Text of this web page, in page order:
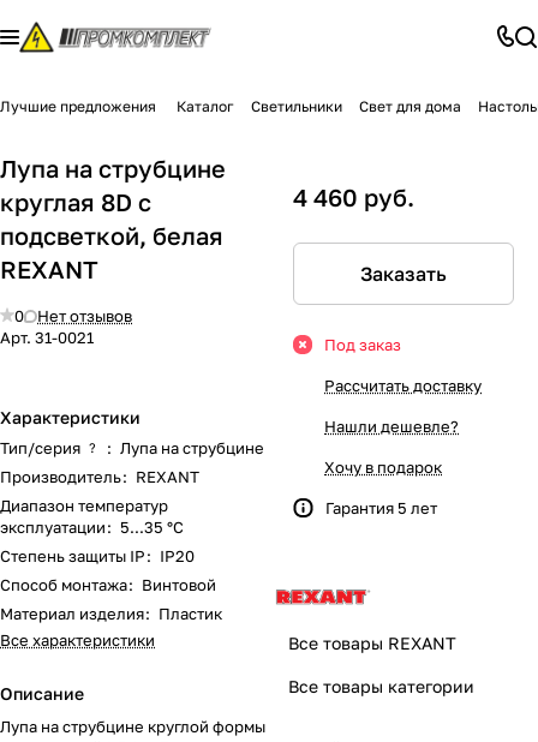
Лучшие предложения Каталог Светильники Свет для дома
Лупа на струбцине
круглая 8D с
подсветкой, белая
REXANT
0
Нет отзывов
Арт. 31-0021
Характеристики
Тип/серия ? : Лупа на струбцине
Производитель: REXANT
Диапазон температур
эксплуатации: 5...35 °C
Степень защиты IP: IP20
Способ монтажа: Винтовой
Материал изделия: Пластик
Все характеристики
Описание
Лупа на струбцине круглой формы
4 460 руб.
Заказать
Под заказ
Рассчитать доставку
Нашли дешевле?
Хочу в подарок
Гарантия 5 лет
Все товары REXANT
Все товары категории